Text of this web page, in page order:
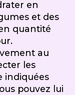
en
et des
quantité
au
les
indiquées
pouvez lui